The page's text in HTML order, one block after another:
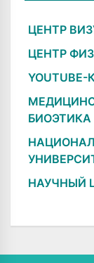
ЦЕНТР
ЦЕНТР
БИОЭТИКА
НАУЧНЫЙ